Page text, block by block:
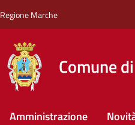
Regione Marche
Comune
Amministrazione